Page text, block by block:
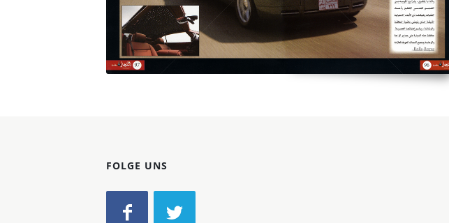
FOLGE UNS